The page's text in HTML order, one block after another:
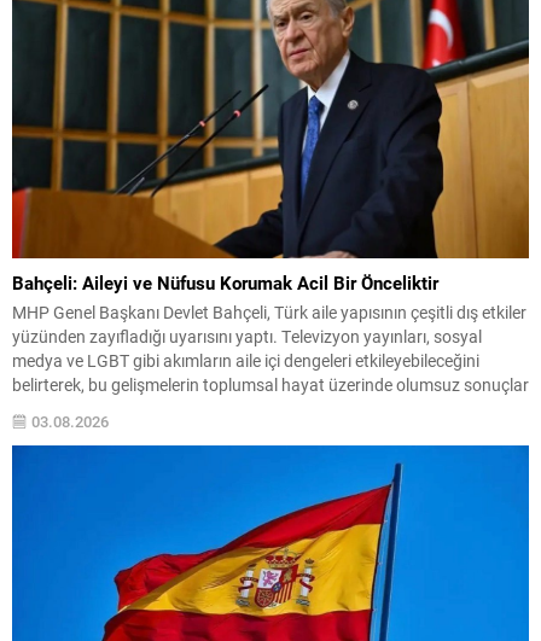
Bahçeli: Aileyi ve Nüfusu Korumak Acil Bir Önceliktir
MHP Genel Başkanı Devlet Bahçeli, Türk aile yapısının çeşitli dış etkiler
yüzünden zayıfladığı uyarısını yaptı. Televizyon yayınları, sosyal
medya ve LGBT gibi akımların aile içi dengeleri etkileyebileceğini
belirterek, bu gelişmelerin toplumsal hayat üzerinde olumsuz sonuçlar
sürdüren en temel kurumu olduğunu vurguladı. Ailenin...
03.08.2026